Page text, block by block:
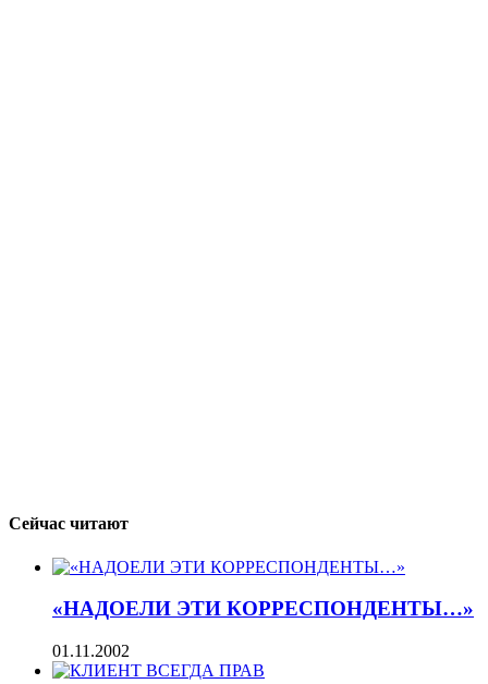
Сейчас читают
«НАДОЕЛИ ЭТИ КОРРЕСПОНДЕНТЫ…»
01.11.2002